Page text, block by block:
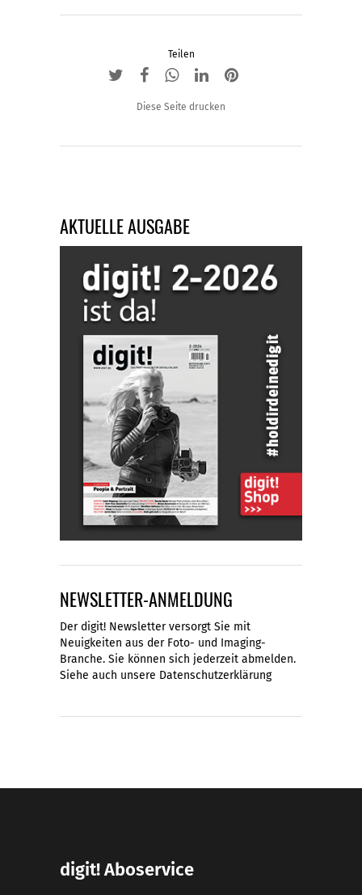
Teilen
Diese Seite drucken
AKTUELLE AUSGABE
NEWSLETTER-ANMELDUNG
Der digit! Newsletter versorgt Sie mit
Neuigkeiten aus der Foto- und Imaging-
Branche. Sie können sich jederzeit abmelden.
Siehe auch unsere Datenschutzerklärung
digit! Aboservice